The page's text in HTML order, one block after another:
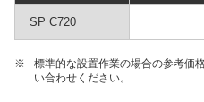
SP C720
※
標準的な設置作業の場合の参考価
い合わせください。